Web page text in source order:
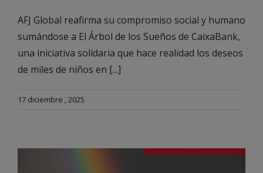
AFJ Global reafirma su compromiso social y humano
sumándose a El Árbol de los Sueños de CaixaBank,
una iniciativa solidaria que hace realidad los deseos
de miles de niños en [...]
17 diciembre , 2025